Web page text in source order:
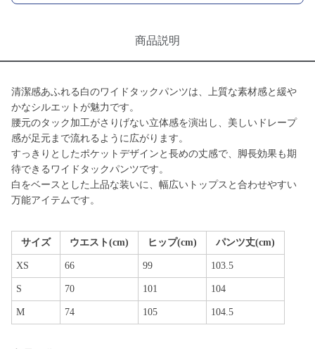
商品説明
清潔感あふれる白のワイドタックパンツは、上質な素材感と緩や
かなシルエットが魅力です。
腰元のタック加工がさりげない立体感を演出し、美しいドレープ
感が足元まで流れるように広がります。
すっきりとしたポケットデザインと長めの丈感で、脚長効果も期
待できるワイドタックパンツです。
白をベースとした上品な装いに、幅広いトップスと合わせやすい
万能アイテムです。
サイズ ウエスト(cm) ヒップ(cm) パンツ丈(cm)
XS 66 99 103.5
S 70 101 104
M 74 105 104.5